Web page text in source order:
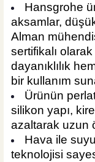
Hansgrohe
aksamlar,
Alman
sertifikalı
dayanıklılık
bir kullanım
Ürünün
silikon yapı,
azaltarak uzun
Hava ile
teknolojisi